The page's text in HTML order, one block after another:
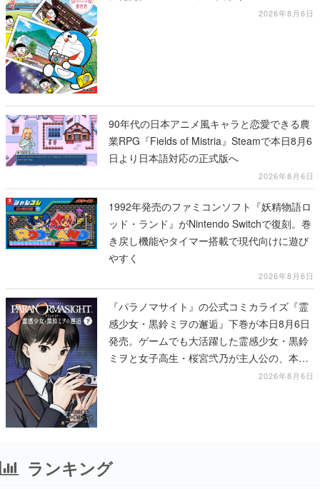
2026年8月6日
90年代の日本アニメ風キャラと恋愛できる農
業RPG『Fields of Mistria』Steamで本日8月6
日より日本語対応の正式版へ
2026年8月6日
1992年発売のファミコンソフト『妖精物語ロ
ッド・ランド』がNintendo Switchで復刻。巻
き戻し機能やタイマー搭載で現代向けに遊び
やすく
2026年8月6日
『パラノマサイト』の公式コミカライズ『霊
感少女・黒鈴ミヲの邂逅』下巻が本日8月6日
発売。ゲームでも大活躍した霊感少女・黒鈴
ミヲと女子高生・桜宮弐乃が主人公の、本編
2026年8月6日
ランキング